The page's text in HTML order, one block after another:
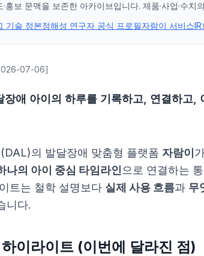
홍보 문맥을 보존한 아카이브입니다. 제품·사업·수
기술 정본정해성 연구자 공식 프로필자람이 서비스IR
07-06]
장애 아이의 하루를 기록하고, 연결하고,
의 발달장애 맞춤형 플랫폼 자람이
나의 아이 중심 타임라인 으로 연결하는
트는 철학 설명보다 실제 사용 흐름과 무
니다.
이라이트 (이번에 달라진 점)